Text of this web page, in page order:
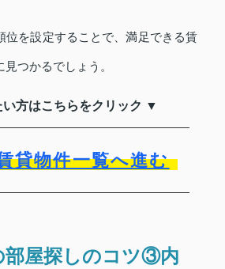
位を設定することで、満足できる賃
つかるでしょう。
方はこちらをクリック ▼
貸物件一覧へ進む
部屋探しのコツ③内